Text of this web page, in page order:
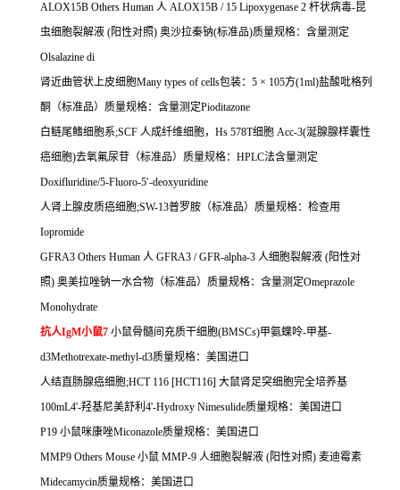
ALOX15B Others Human 人 ALOX15B / 15 Lipoxygenase 2 杆状病毒-昆
虫细胞裂解液 (阳性对照) 奥沙拉秦钠(标准品)质量规格：含量测定
Olsalazine di
肾近曲管状上皮细胞Many types of cells包装： 5 × 105方(1ml)盐酸吡格列
酮（标准品）质量规格：含量测定Pioditazone
白鲢尾鳍细胞系;SCF 人成纤维细胞， Hs 578T细胞 Acc-3(涎腺腺样囊性
癌细胞)去氧氟尿苷（标准品）质量规格： HPLC法含量测定
Doxifluridine/5-Fluoro-5′-deoxyuridine
人肾上腺皮质癌细胞;SW-13普罗胺（标准品）质量规格：检查用
Iopromide
GFRA3 Others Human 人 GFRA3 / GFR-alpha-3 人细胞裂解液 (阳性对
照) 奥美拉唑钠一水合物（标准品）质量规格：含量测定Omeprazole
Monohydrate
抗人IgM小鼠7 小鼠骨髓间充质干细胞(BMSCs)甲氨蝶呤-甲基-
d3Methotrexate-methyl-d3质量规格：美国进口
人结直肠腺癌细胞;HCT 116 [HCT116] 大鼠肾足突细胞完全培养基
100mL4'-羟基尼美舒利 4'-Hydroxy Nimesulide质量规格：美国进口
P19 小鼠咪康唑Miconazole质量规格：美国进口
MMP9 Others Mouse 小鼠 MMP-9 人细胞裂解液 (阳性对照) 麦迪霉素
Midecamycin质量规格：美国进口